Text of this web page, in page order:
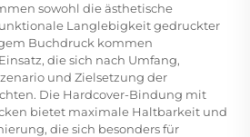
sowohl die ästhetische
Langlebigkeit gedruckter
Buchdruck kommen
die sich nach Umfang,
und Zielsetzung der
Die Hardcover-Bindung mit
bietet maximale Haltbarkeit und
die sich besonders für